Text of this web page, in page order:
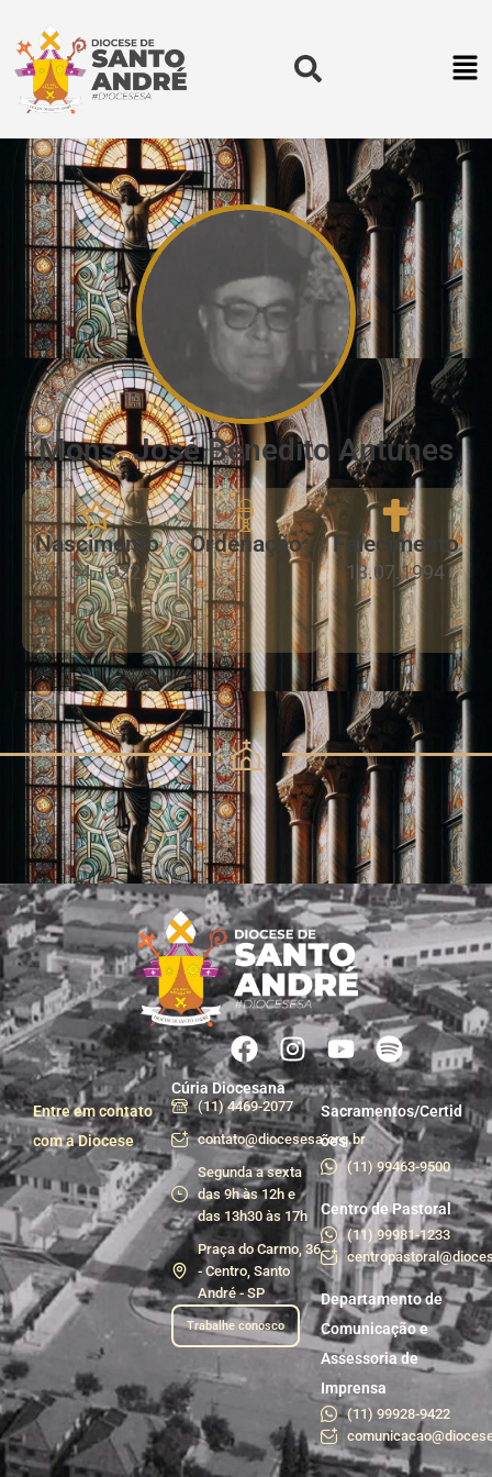
Mons. José Benedito Antunes
Nascimento
1.04.1922
Ordenação Falecimento
18.07.1994
Entre em contato
com a Diocese
Cúria Diocesana
(11) 4469-2077
contato@diocesesa.org.br
Segunda a sexta
das 9h às 12h e
das 13h30 às 17h
Praça do Carmo, 36
- Centro, Santo
André - SP
Trabalhe conosco
Sacramentos/Certid
ões
(11) 99463-9500
Centro de Pastoral
(11) 99981-1233
Departamento de
Comunicação e
Assessoria de
Imprensa
(11) 99928-9422